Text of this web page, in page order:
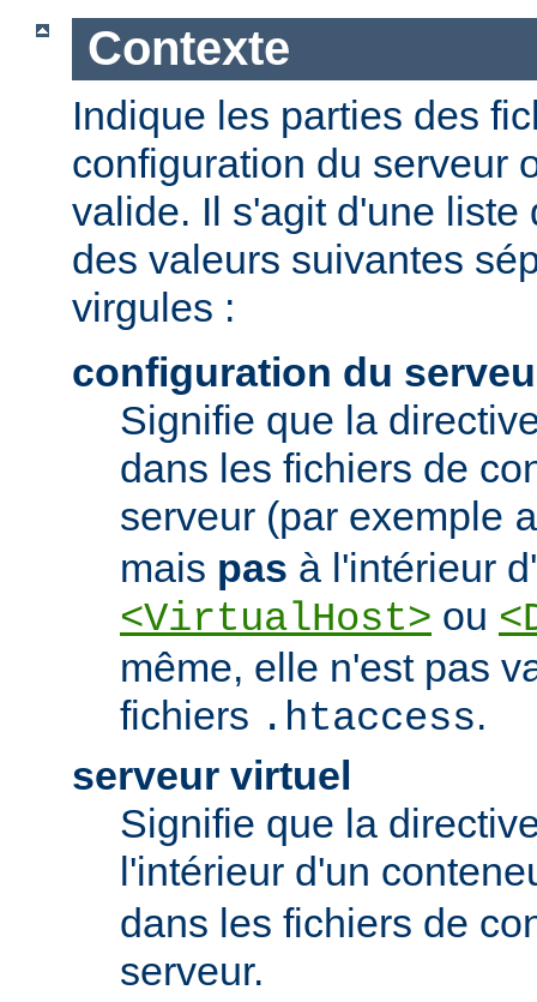
Contexte
Indique les parties des
configuration du serveur
valide. Il s'agit d'une liste
des valeurs suivantes
virgules :
configuration du
Signifie que la
dans les fichiers de
serveur (par exemple
mais pas à l'intérieur
<VirtualHost> ou
même, elle n'est pas
fichiers .htaccess.
serveur virtuel
Signifie que la
l'intérieur d'un
dans les fichiers de
serveur.